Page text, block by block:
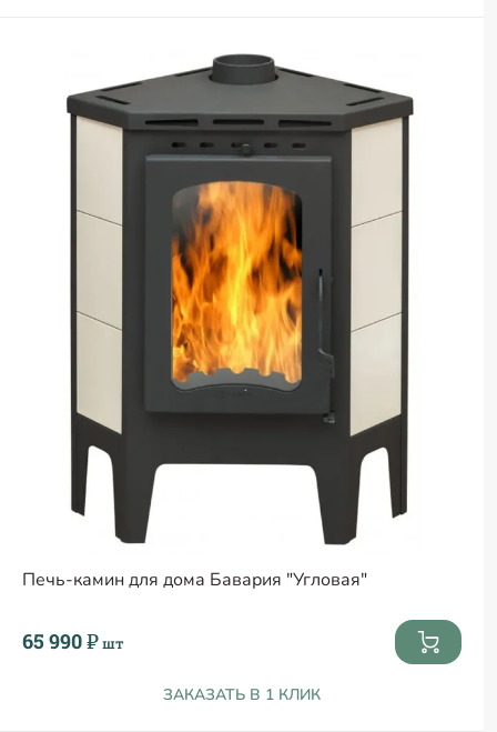
Печь-камин для дома Бавария "Угловая"
65 990 ₽шт
ЗАКАЗАТЬ В 1 КЛИК